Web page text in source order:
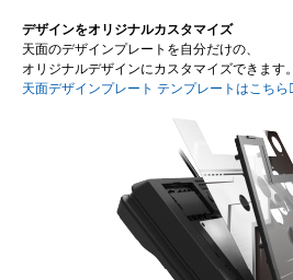
デザインをオリジナルカスタマイズ
天面のデザインプレートを自分だけの、
オリジナルデザインにカスタマイズできます。
天面デザインプレート テンプレートはこちら